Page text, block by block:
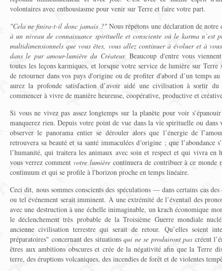
volontaires avec enthousiasme pour venir sur Terre et faire votre part.
"Cela ne finira-t-il donc jamais ?"Nous répétons une déclaration de
à un niveau de connaissance spirituelle et consciente où le karma n’est
multidimensionnels que vous êtes, vous allez continuer à évoluer et à
dans le pur amour-lumière du Créateur. Beaucoup d'entre vous
toutes les leçons karmiques, et lorsque votre service de lumière sur
de retourner dans vos pays d'origine ou de profiter d'abord d’un temps
aurez la profonde satisfaction d’avoir aidé une civilisation à sortir
commencer à vivre de manière heureuse, coopérative, productive et
Si vous ne vivez pas assez longtemps sur la planète pour voir
manquerez rien. Depuis votre point de vue dans la vie spirituelle ou dans
observer le panorama entier se dérouler alors que l’énergie de
retrouvera sa beauté et sa santé immaculées d'origine ; que l’abondance
l’humanité, qui traitera les animaux avec soin et respect et qui vivra en
vous verrez comment votre lumièrecontinuera de contribuer à ce monde
continuum et qui se profile à l'horizon proche en temps linéaire.
Ceci dit, nous sommes conscients des spéculations — dans certains cas
ou tel événement serait imminent. À une extrémité de l’éventail des
avec une destruction à une échelle inimaginable, un krach économique
le déclenchement très probable de la Troisième Guerre mondiale
ancienne civilisation terrestre qui serait de retour. Qu’elles soient
préparatoires" concernant des situations qui ne se produiront pas créent
êtres aux ambitions obscures et crée de la négativité afin que la Terre
terre, des éruptions volcaniques, des incendies de forêt et de violentes